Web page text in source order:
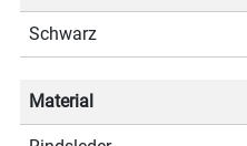
Schwarz
Material